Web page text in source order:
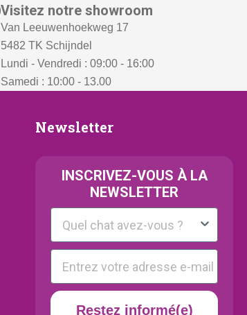
Visitez notre showroom
Van Leeuwenhoekweg 17
5482 TK Schijndel
Lundi - Vendredi : 09:00 - 16:00
Samedi : 10:00 - 13.00
Newsletter
Newsletter
INSCRIVEZ-VOUS À LA
NEWSLETTER
Kattenras
E-mail
Restez informé(e)